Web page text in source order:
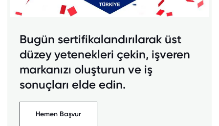
Bugün sertifikalandırılarak üst
düzey yetenekleri çekin, işveren
markanızı oluşturun ve iş
sonuçları elde edin.
Hemen Başvur